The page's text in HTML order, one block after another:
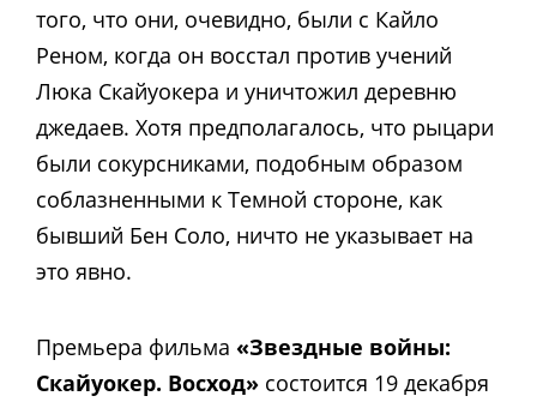
того, что они, очевидно, были с Кайло
Реном, когда он восстал против учений
Люка Скайуокера и уничтожил деревню
джедаев. Хотя предполагалось, что рыцари
были сокурсниками, подобным образом
соблазненными к Темной стороне, как
бывший Бен Соло, ничто не указывает на
это явно.
Премьера фильма «Звездные войны:
Скайуокер. Восход» состоится 19 декабря